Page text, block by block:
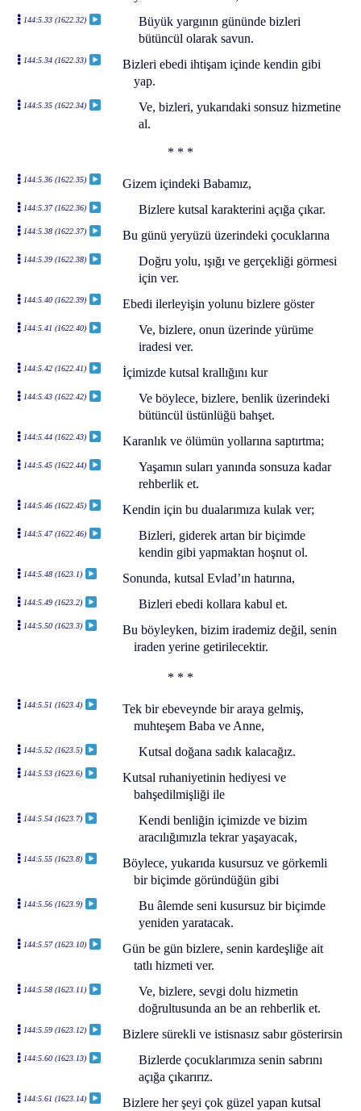
144:5.33 (1622.32)
Büyük yargının gününde bizleri
bütüncül olarak savun.
144:5.34 (1622.33)
Bizleri ebedi ihtişam içinde kendin gibi
yap.
144:5.35 (1622.34)
Ve, bizleri, yukarıdaki sonsuz hizmetine
al.
* * *
144:5.36 (1622.35) Gizem içindeki Babamız,
144:5.37 (1622.36) Bizlere kutsal karakterini açığa çıkar.
144:5.38 (1622.37) Bu günü yeryüzü üzerindeki çocuklarına
144:5.39 (1622.38)
Doğru yolu, ışığı ve gerçekliği görmesi
için ver.
144:5.40 (1622.39) Ebedi ilerleyişin yolunu bizlere göster
144:5.41 (1622.40)
Ve, bizlere, onun üzerinde yürüme
iradesi ver.
144:5.42 (1622.41) İçimizde kutsal krallığını kur
144:5.43 (1622.42)
Ve böylece, bizlere, benlik üzerindeki
bütüncül üstünlüğü bahşet.
144:5.44 (1622.43) Karanlık ve ölümün yollarına saptırtma;
144:5.45 (1622.44)
Yaşamın suları yanında sonsuza kadar
rehberlik et.
144:5.46 (1622.45) Kendin için bu dualarımıza kulak ver;
144:5.47 (1622.46)
Bizleri, giderek artan bir biçimde
kendin gibi yapmaktan hoşnut ol.
144:5.48 (1623.1) Sonunda, kutsal Evlad’ın hatırına,
144:5.49 (1623.2) Bizleri ebedi kollara kabul et.
144:5.50 (1623.3)
Bu böyleyken, bizim irademiz değil, senin
iraden yerine getirilecektir.
* * *
144:5.51 (1623.4)
Tek bir ebeveynde bir araya gelmiş,
muhteşem Baba ve Anne,
144:5.52 (1623.5) Kutsal doğana sadık kalacağız.
144:5.53 (1623.6)
Kutsal ruhaniyetinin hediyesi ve
bahşedilmişliği ile
144:5.54 (1623.7)
Kendi benliğin içimizde ve bizim
aracılığımızla tekrar yaşayacak,
144:5.55 (1623.8)
Böylece, yukarıda kusursuz ve görkemli
bir biçimde göründüğün gibi
144:5.56 (1623.9)
Bu âlemde seni kusursuz bir biçimde
yeniden yaratacak.
144:5.57 (1623.10)
Gün be gün bizlere, senin kardeşliğe ait
tatlı hizmeti ver.
144:5.58 (1623.11)
Ve, bizlere, sevgi dolu hizmetin
doğrultusunda an be an rehberlik et.
144:5.59 (1623.12) Bizlere sürekli ve istisnasız sabır gösterirsin
144:5.60 (1623.13)
Bizlerde çocuklarımıza senin sabrını
açığa çıkarırız.
144:5.61 (1623.14)
Bizlere her şeyi çok güzel yapan kutsal